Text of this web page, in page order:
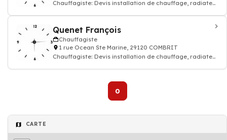
Chauffagiste: Devis installation de chauffage, radiateur
Quenet François
Chauffagiste
1 rue Ocean Ste Marine, 29120 COMBRIT
Chauffagiste: Devis installation de chauffage, radiateur
0
CARTE